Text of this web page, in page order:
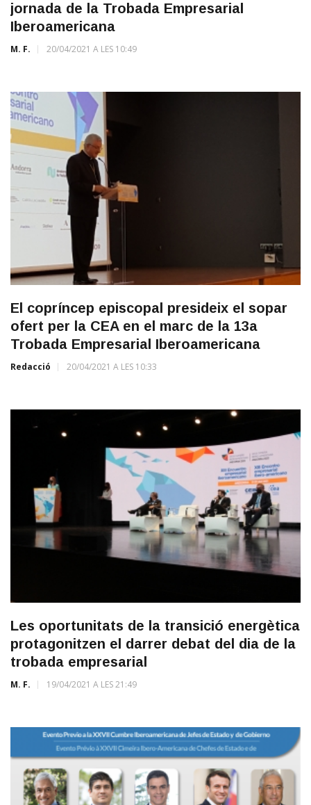
jornada de la Trobada Empresarial
Iberoamericana
M. F. 20/04/2021 A LES 10:49
El copríncep episcopal presideix el sopar
ofert per la CEA en el marc de la 13a
Trobada Empresarial Iberoamericana
Redacció 20/04/2021 A LES 10:33
Les oportunitats de la transició energètica
protagonitzen el darrer debat del dia de la
trobada empresarial
M. F. 19/04/2021 A LES 21:49